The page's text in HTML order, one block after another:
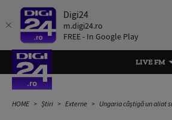
Digi24
m.digi24.ro
FREE - In Google Play
LIVE FM
HOME Știri Externe Ungaria câștigă un aliat suprinzător. De ce a